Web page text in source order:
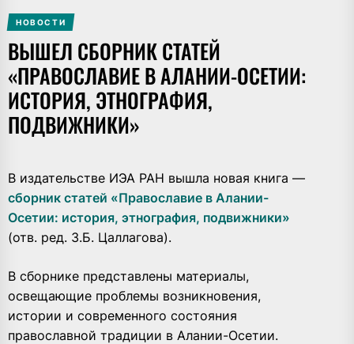
НОВОСТИ
ВЫШЕЛ СБОРНИК СТАТЕЙ
«ПРАВОСЛАВИЕ В АЛАНИИ-ОСЕТИИ:
ИСТОРИЯ, ЭТНОГРАФИЯ,
ПОДВИЖНИКИ»
В издательстве ИЭА РАН вышла новая книга —
сборник статей «Православие в Алании-
Осетии: история, этнография, подвижники»
(отв. ред. З.Б. Цаллагова).
В сборнике представлены материалы,
освещающие проблемы возникновения,
истории и современного состояния
православной традиции в Алании-Осетии.